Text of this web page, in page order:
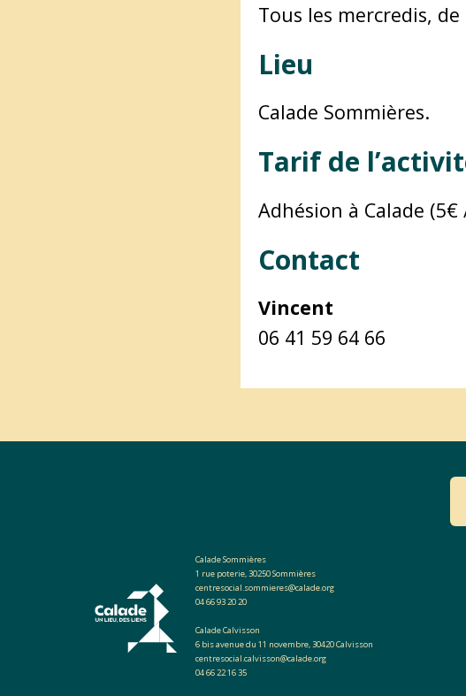
Tous les mercredis, de
Lieu
Calade Sommières.
Tarif de
Adhésion à Calade
Contact
Vincent
06 41 59 64 66
Calade Sommières
1 rue poterie, 30250 Sommières
centresocial.sommieres@calade.org
04 66 93 20 20
Calade Calvisson
6 bis avenue du 11 novembre, 30420 Calvisson
centresocial.calvisson@calade.org
04 66 22 16 35